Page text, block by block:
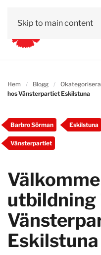
Skip to main content
Hem Blogg
hos Vänsterpartiet Eskilstuna
Barbro Sörman Eskilstuna
Vänsterpartiet
utbildning
Eskilstuna